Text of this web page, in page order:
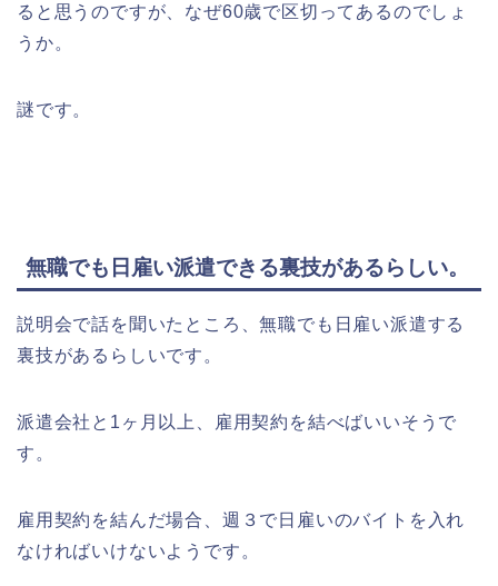
ると思うのですが、なぜ60歳で区切ってあるのでしょ
うか。
謎です。
無職でも日雇い派遣できる裏技があるらしい。
説明会で話を聞いたところ、無職でも日雇い派遣する
裏技があるらしいです。
派遣会社と1ヶ月以上、雇用契約を結べばいいそうで
す。
雇用契約を結んだ場合、週３で日雇いのバイトを入れ
なければいけないようです。